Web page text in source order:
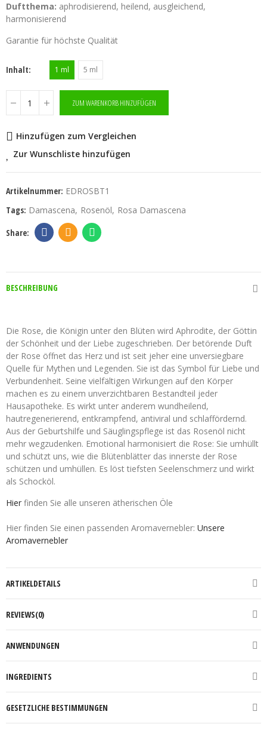
Duftthema: aphrodisierend, heilend, ausgleichend,
harmonisierend
Garantie für höchste Qualität
Inhalt 1 ml 5 ml
ZUM WARENKORB HINZUFÜGEN
Hinzufügen zum Vergleichen
Zur Wunschliste hinzufügen
Artikelnummer: EDROSBT1
Tags: Damascena Rosenöl Rosa Damascena
BESCHREIBUNG
Die Rose, die Königin unter den Blüten wird Aphrodite, der Göttin
der Schönheit und der Liebe zugeschrieben. Der betörende Duft
der Rose öffnet das Herz und ist seit jeher eine unversiegbare
Quelle für Mythen und Legenden. Sie ist das Symbol für Liebe und
Verbundenheit. Seine vielfältigen Wirkungen auf den Körper
machen es zu einem unverzichtbaren Bestandteil jeder
Hausapotheke. Es wirkt unter anderem wundheilend,
hautregenerierend, entkrampfend, antiviral und schlaffördernd.
Aus der Geburtshilfe und Säuglingspflege ist das Rosenöl nicht
mehr wegzudenken. Emotional harmonisiert die Rose: Sie umhüllt
und schützt uns, wie die Blütenblätter das innerste der Rose
schützen und umhüllen. Es löst tiefsten Seelenschmerz und wirkt
als Schocköl.
Hier finden Sie alle unseren ätherischen Öle
Hier finden Sie einen passenden Aromavernebler: Unsere
Aromavernebler
ARTIKELDETAILS
REVIEWS(0)
ANWENDUNGEN
INGREDIENTS
GESETZLICHE BESTIMMUNGEN